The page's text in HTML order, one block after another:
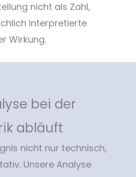
nicht als Zahl,
interpretierte
Wirkung.
bei der
abläuft
nicht nur technisch,
Unsere Analyse